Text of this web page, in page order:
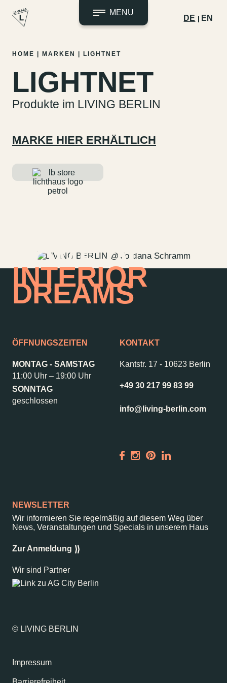
Zum
springen
MENU
DE EN
Kontakt
ALICE Rooftop &
Garden
–
HOME MARKEN LIGHTNET
LIGHTNET
Produkte im LIVING BERLIN
MARKE HIER ERHÄLTLICH
HOME OF
INTERIOR
DREAMS
ÖFFNUNGSZEITEN
MONTAG - SAMSTAG
11:00 Uhr – 19:00 Uhr
SONNTAG
geschlossen
KONTAKT
Kantstr. 17 - 10623 Berlin
+49 30 217 99 83 99
info@living-berlin.com
NEWSLETTER
Wir informieren Sie regelmäßig auf diesem Weg über
News, Veranstaltungen und Specials in unserem Haus
Zur Anmeldung
Wir sind Partner
© LIVING BERLIN
Impressum